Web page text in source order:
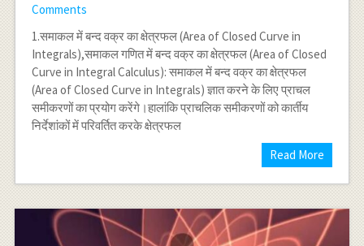
Comments
1.समाकल में बन्द वक्र का क्षेत्रफल (Area of Closed Curve in
Integrals),समाकल गणित में बन्द वक्र का क्षेत्रफल (Area of Closed
Curve in Integral Calculus): समाकल में बन्द वक्र का क्षेत्रफल
(Area of Closed Curve in Integrals) ज्ञात करने के लिए प्राचल
समीकरणों का प्रयोग करेंगे।हालांकि प्राचलिक समीकरणों को कार्तीय
निर्देशांकों में परिवर्तित करके क्षेत्रफल
Read More